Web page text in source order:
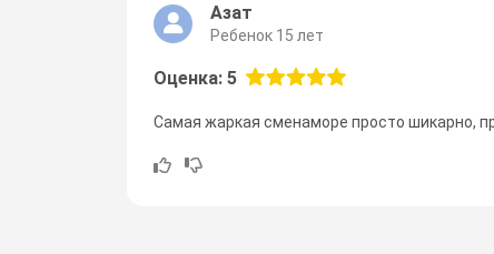
Азат
Ребенок 15 лет
Оценка: 5
Самая жаркая сменаморе просто шикарно,